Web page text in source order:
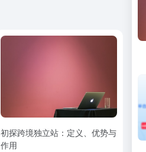
初探跨境独立站：定义、优势与
作用